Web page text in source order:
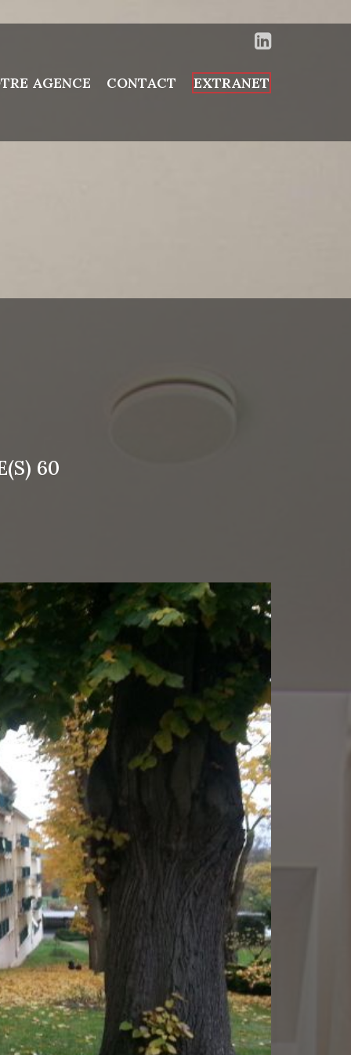
AGENCE CONTACT EXTRANET
60